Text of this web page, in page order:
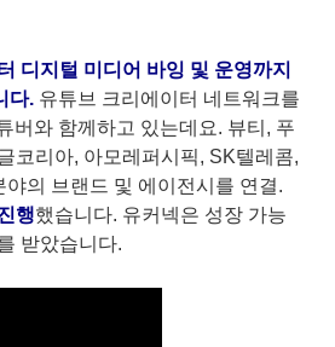
디지털 미디어 바잉 및 운영까지
다. 유튜브 크리에이터 네트워크를
버와 함께하고 있는데요. 뷰티, 푸
코리아, 아모레퍼시픽, SK텔레콤,
의 브랜드 및 에이전시를 연결.
행했습니다. 유커넥은 성장 가능
받았습니다.